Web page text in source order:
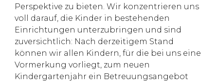
Perspektive zu bieten. Wir konzentrieren uns
voll darauf, die Kinder in bestehenden
Einrichtungen unterzubringen und sind
zuversichtlich: Nach derzeitigem Stand
können wir allen Kindern, für die bei uns eine
Vormerkung vorliegt, zum neuen
Kindergartenjahr ein Betreuungsangebot